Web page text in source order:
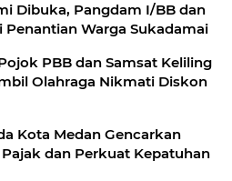
Dibuka, Pangdam I/BB dan
Warga Sukadamai
PBB dan Samsat Keliling
Olahraga Nikmati Diskon
Kota Medan Gencarkan
dan Perkuat Kepatuhan